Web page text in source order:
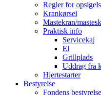
Regler for
Krankørsel
Mastekran/
Praktisk info
Servicekaj
El
Grillplads
Uddrag fra
Hjertestarter
Bestyrelse
Fondens bestyrelse